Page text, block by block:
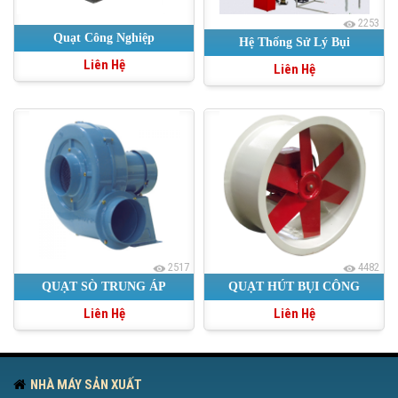
Quạt Công Nghiệp
Liên Hệ
2253
Hệ Thống Sử Lý Bụi
Liên Hệ
2517
QUẠT SÒ TRUNG ÁP
Liên Hệ
4482
QUẠT HÚT BỤI CÔNG
NGHIỆP DẠNG HƯỚNG
Liên Hệ
NHÀ MÁY SẢN XUẤT